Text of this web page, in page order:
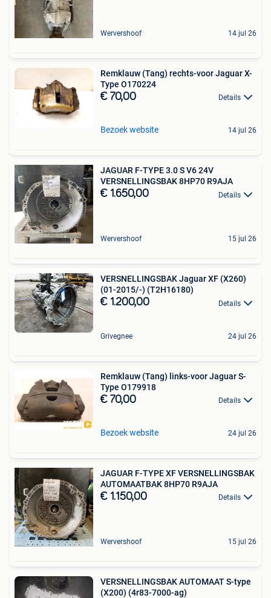
Wervershoof 14 jul 26
Remklauw (Tang) rechts-voor Jaguar X-
Type O170224
€ 70,00 Details
Bezoek website 14 jul 26
JAGUAR F-TYPE 3.0 S V6 24V
VERSNELLINGSBAK 8HP70 R9AJA
€ 1.650,00 Details
Wervershoof 15 jul 26
VERSNELLINGSBAK Jaguar XF (X260)
(01-2015/-) (T2H16180)
€ 1.200,00 Details
Grivegnee 24 jul 26
Remklauw (Tang) links-voor Jaguar S-
Type O179918
€ 70,00 Details
Bezoek website 24 jul 26
JAGUAR F-TYPE XF VERSNELLINGSBAK
AUTOMAATBAK 8HP70 R9AJA
€ 1.150,00 Details
Wervershoof 15 jul 26
VERSNELLINGSBAK AUTOMAAT S-type
(X200) (4r83-7000-ag)